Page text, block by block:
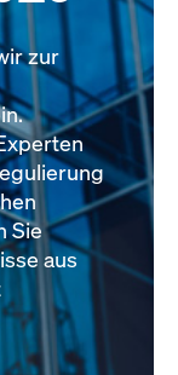
zur
Sie
aus